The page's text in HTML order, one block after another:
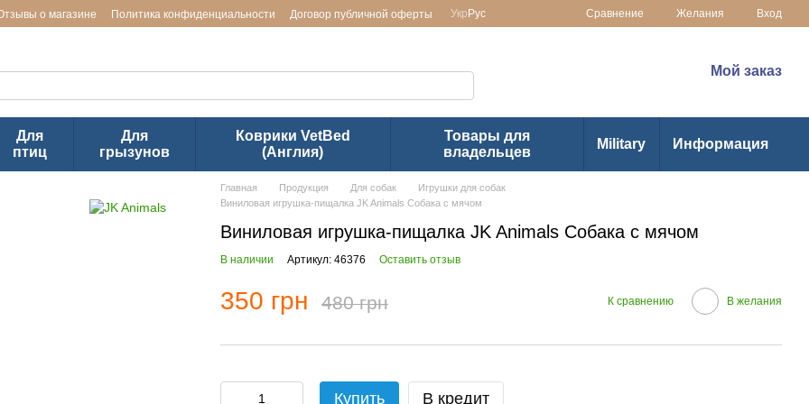
о магазине Политика конфиденциальности Договор публичной оферты Укр Рус Сравнение Желания Вход
Мой заказ
Для
птиц
Для
грызунов
Коврики VetBed
(Англия)
Товары для
владельцев
Military Информация
Главная Продукция Для собак
Игрушки для собак
Виниловая игрушка-пищалка JK Animals Собака с мячом
Виниловая игрушка-пищалка JK Animals Собака с мячом
В наличии Артикул: 46376 Оставить отзыв
350 грн 480 грн К сравнению В желания
Купить В кредит